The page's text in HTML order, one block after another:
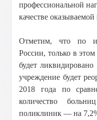
профессиональной
качестве
Отметим, что по
России, только в
будет
учреждение будет
2018 года по
количество
поликлиник — на